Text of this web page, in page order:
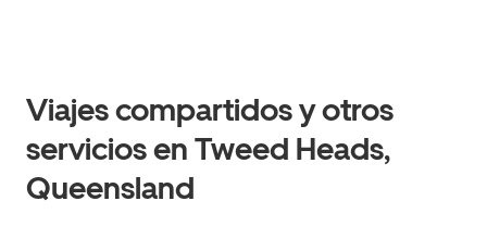
Viajes compartidos y otros
servicios en Tweed Heads,
Queensland